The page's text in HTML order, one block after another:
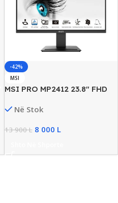
-42%
MSI
MSI PRO MP2412 23.8″ FHD
HDMI/DP, New
Në Stok
13 900L 8 000 L